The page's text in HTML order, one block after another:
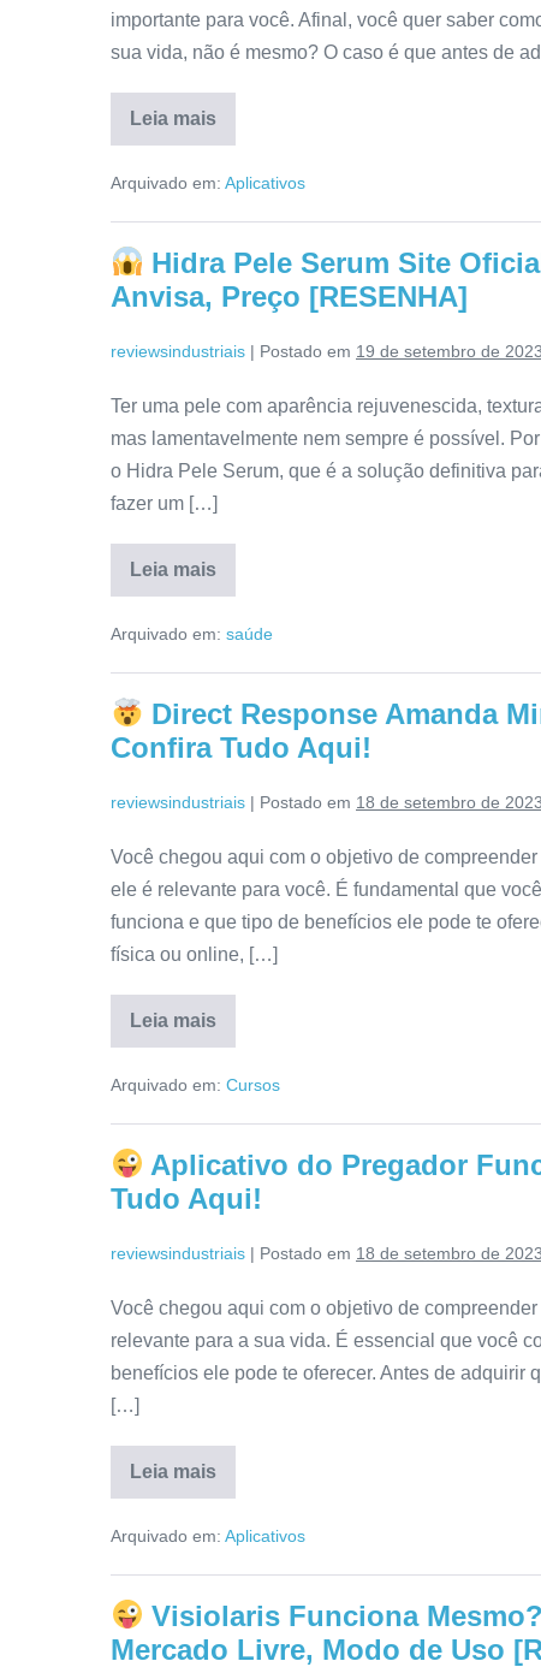
importante para você. Afinal, você quer saber
sua vida, não é mesmo? O caso é que antes de
Leia mais
Aplicativo
Slots
Vale
pena?
ConfiÃ¡vel?
Arquivado em: Aplicativos
Hidra Pele Serum Site
Anvisa, Preço [RESENHA]
reviewsindustriais | Postado em 19 de setembro de 2023
Ter uma pele com aparência rejuvenescida,
mas lamentavelmente nem sempre é possível.
o Hidra Pele Serum, que é a solução definitiva
fazer um […]
Leia mais
Hidra
Serum
Oficial:
Aqui,
Composição,
Anvisa,
Arquivado em: saúde
Direct Response Amanda
Confira Tudo Aqui!
reviewsindustriais | Postado em 18 de setembro de 2023
Você chegou aqui com o objetivo de
ele é relevante para você. É fundamental que
funciona e que tipo de benefícios ele pode te
física ou online, […]
Leia mais
Direct
Amanda
Funciona?
ConfiÃ¡vel?
Confira
Tudo
Arquivado em: Cursos
Aplicativo do Pregador
Tudo Aqui!
reviewsindustriais | Postado em 18 de setembro de 2023
Você chegou aqui com o objetivo de
relevante para a sua vida. É essencial que você
benefícios ele pode te oferecer. Antes de
[…]
Leia mais
Aplicativo
Pregador
É
Mesmo?
Confira
Tudo
Arquivado em: Aplicativos
Visiolaris Funciona
Mercado Livre, Modo de Uso